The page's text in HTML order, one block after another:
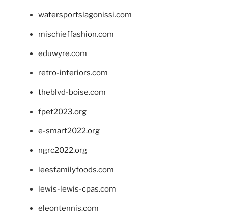
watersportslagonissi.com
mischieffashion.com
eduwyre.com
retro-interiors.com
theblvd-boise.com
fpet2023.org
e-smart2022.org
ngrc2022.org
leesfamilyfoods.com
lewis-lewis-cpas.com
eleontennis.com